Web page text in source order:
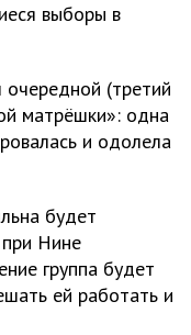
выборы в
(третий
матрёшки»: одна
и одолела
будет
при Нине
группа будет
ей работать и